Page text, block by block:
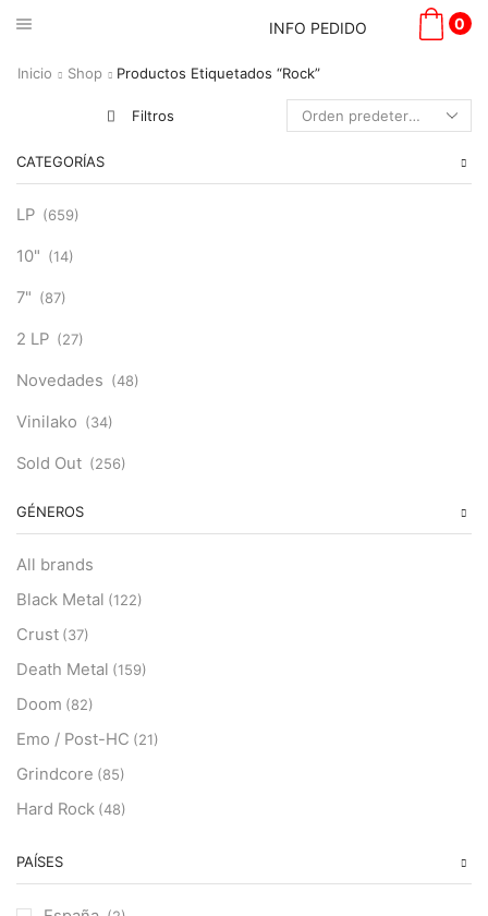
INFO PEDIDO 0
Inicio Shop Productos Etiquetados “Rock”
Filtros
CATEGORÍAS
LP (659)
10" (14)
7" (87)
2 LP (27)
Novedades (48)
Vinilako (34)
Sold Out (256)
GÉNEROS
All brands
Black Metal (122)
Crust (37)
Death Metal (159)
Doom (82)
Emo / Post-HC (21)
Grindcore (85)
Hard Rock (48)
Heavy Metal(91)
PAÍSES